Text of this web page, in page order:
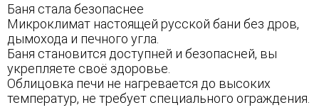
Баня стала безопаснее
Микроклимат настоящей русской бани без дров,
дымохода и печного угла.
Баня становится доступней и безопасней, вы
укрепляете своё здоровье.
Облицовка печи не нагревается до высоких
температур, не требует специального ограждения.